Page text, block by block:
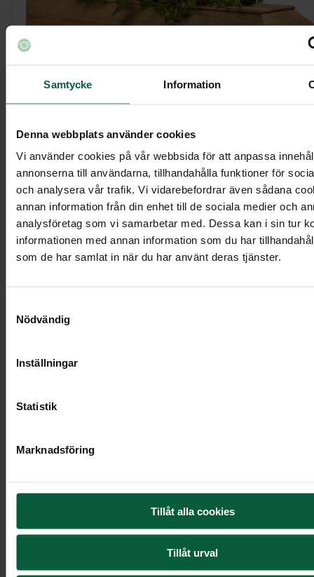
Samtycke Information
Denna webbplats använder cookies
Vi använder cookies på vår webbsida för att anpassa
annonserna till användarna, tillhandahålla funktioner för
och analysera vår trafik. Vi vidarebefordrar även sådana
annan information från din enhet till de sociala medier och
analysföretag som vi samarbetar med. Dessa kan i sin tur
informationen med annan information som du har
som de har samlat in när du har använt deras tjänster.
Nödvändig
Inställningar
Statistik
Marknadsföring
Tillåt alla cookies
Tillåt urval
3 695 kr
Visa mer
Kistdekoration - Drömsk blomsteräng